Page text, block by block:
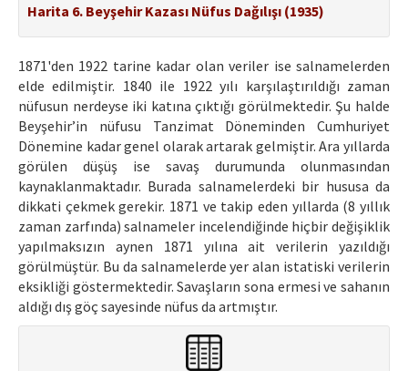
Harita 6. Beyşehir Kazası Nüfus Dağılışı (1935)
1871'den 1922 tarine kadar olan veriler ise salnamelerden
elde edilmiştir. 1840 ile 1922 yılı karşılaştırıldığı zaman
nüfusun nerdeyse iki katına çıktığı görülmektedir. Şu halde
Beyşehir’in nüfusu Tanzimat Döneminden Cumhuriyet
Dönemine kadar genel olarak artarak gelmiştir. Ara yıllarda
görülen düşüş ise savaş durumunda olunmasından
kaynaklanmaktadır. Burada salnamelerdeki bir hususa da
dikkati çekmek gerekir. 1871 ve takip eden yıllarda (8 yıllık
zaman zarfında) salnameler incelendiğinde hiçbir değişiklik
yapılmaksızın aynen 1871 yılına ait verilerin yazıldığı
görülmüştür. Bu da salnamelerde yer alan istatiski verilerin
eksikliği göstermektedir. Savaşların sona ermesi ve sahanın
aldığı dış göç sayesinde nüfus da artmıştır.